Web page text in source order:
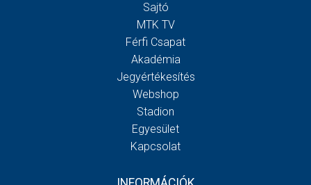
Sajtó
MTK TV
Férfi Csapat
Akadémia
Jegyértékesítés
Webshop
Stadion
Egyesület
Kapcsolat